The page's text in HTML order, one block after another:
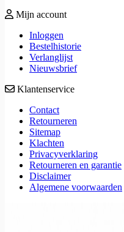
Mijn account
Inloggen
Bestelhistorie
Verlanglijst
Nieuwsbrief
Klantenservice
Contact
Retourneren
Sitemap
Klachten
Privacyverklaring
Retourneren en garantie
Disclaimer
Algemene voorwaarden